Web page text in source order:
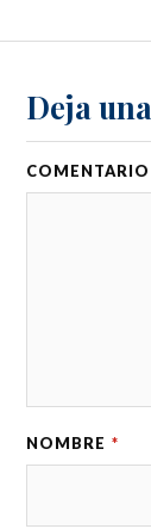
Deja
COMENTARIO
NOMBRE *